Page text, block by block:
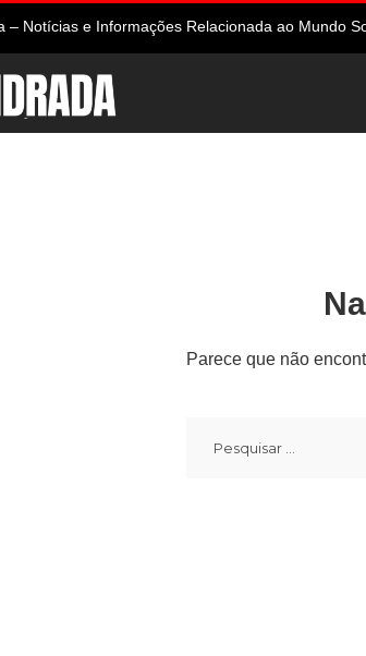
– Notícias e Informações Relacionada ao Mundo
Parece que não